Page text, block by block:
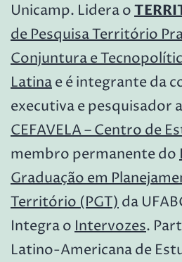
Unicamp. Lidera o
de Pesquisa Território
Conjuntura e
Latinae é integrante da
executiva e pesquisador
CEFAVELA – Centro de
membro permanente do
Graduação em
Território (PGT)da
Integra oIntervozes.
Latino-Americana de